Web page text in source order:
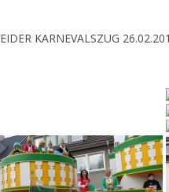
KARNEVALSZUG